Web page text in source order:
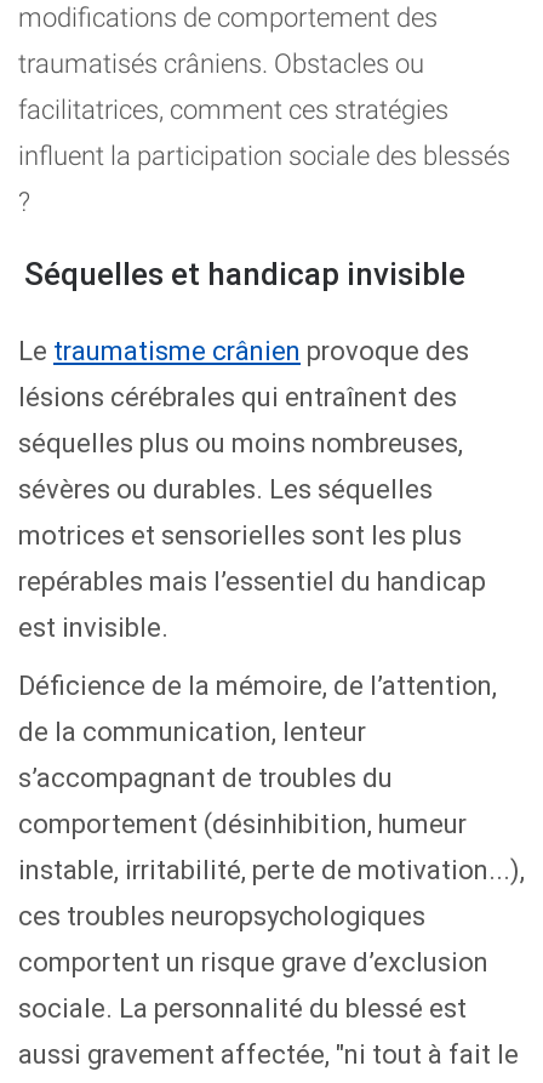
modifications de comportement des
traumatisés crâniens. Obstacles ou
facilitatrices, comment ces stratégies
influent la participation sociale des blessés
?
Séquelles et handicap invisible
Le traumatisme crânien provoque des
lésions cérébrales qui entraînent des
séquelles plus ou moins nombreuses,
sévères ou durables. Les séquelles
motrices et sensorielles sont les plus
repérables mais l’essentiel du handicap
est invisible.
Déficience de la mémoire, de l’attention,
de la communication, lenteur
s’accompagnant de troubles du
comportement (désinhibition, humeur
instable, irritabilité, perte de motivation...),
ces troubles neuropsychologiques
comportent un risque grave d’exclusion
sociale. La personnalité du blessé est
aussi gravement affectée, "ni tout à fait le